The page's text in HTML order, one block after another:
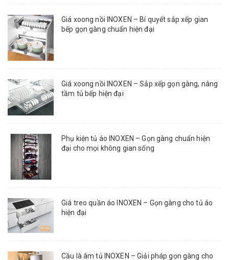
Giá xoong nồi INOXEN – Bí quyết sắp xếp gian
bếp gọn gàng chuẩn hiện đại
Giá xoong nồi INOXEN – Sắp xếp gọn gàng, nâng
tầm tủ bếp hiện đại
Phụ kiện tủ áo INOXEN – Gọn gàng chuẩn hiện
đại cho mọi không gian sống
Giá treo quần áo INOXEN – Gọn gàng cho tủ áo
hiện đại
Cầu là âm tủ INOXEN – Giải pháp gọn gàng cho